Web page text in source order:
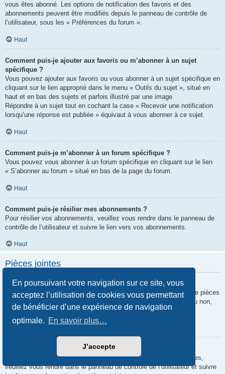
En poursuivant votre navigation sur ce site, vous
acceptez l’utilisation de cookies vous permettant
de bénéficier d’une expérience de navigation
optimale. En savoir plus…
J’accepte
vous êtes abonné. Les options de notification des favoris et des
abonnements peuvent être modifiés depuis le panneau de contrôle de
l’utilisateur, sous les « Préférences du forum ».
Haut
Comment puis-je ajouter aux favoris ou m’abonner à un sujet
spécifique ?
Vous pouvez ajouter aux favoris ou vous abonner à un sujet spécifique en
cliquant sur le lien approprié dans le menu « Outils du sujet », situé en
haut et en bas des sujets et parfois illustré par une image.
Répondre à un sujet tout en cochant la case « Recevoir une notification
lorsqu’une réponse est publiée » équivaut à vous abonner à ce sujet.
Haut
Comment puis-je m’abonner à un forum spécifique ?
Vous pouvez vous abonner à un forum spécifique en cliquant sur le lien
« S’abonner au forum » situé en bas de la page du forum.
Haut
Comment puis-je résilier mes abonnements ?
Pour résilier vos abonnements, veuillez vous rendre dans le panneau de
contrôle de l’utilisateur et suivre le lien vers vos abonnements.
Haut
Pièces jointes
Quelles pièces jointes sont autorisées sur ce forum ?
Chaque administrateur peut autoriser ou interdire certains types de pièces
jointes. Si vous n’êtes pas certain de savoir ce qui est autorisé ou non,
nous vous invitons à contacter un administrateur du forum.
Comment puis-je retrouver toutes mes pièces jointes ?
Pour retrouver la liste des pièces jointes que vous avez transférées,
veuillez vous rendre dans le panneau de contrôle de l’utilisateur et suivre